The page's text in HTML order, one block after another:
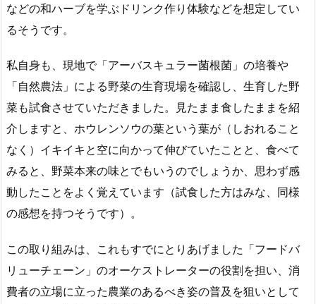
などの和ハーブを学ぶドリンク作り体験などを想定してい
るそうです。
私自身も、現地で「アーバスキュラー菌根菌」の培養や
「自然農法」による野菜の生育現場を確認し、生育した野
菜も試食させていただきました。見たまま食したままを紹
介しますと、ホウレンソウの葉という葉が（しおれること
なく）イキイキと空に向かって伸びていたことと、食べて
みると、野菜本来の味とでもいうのでしょうか、思わず感
動したことをよく覚えています（試食した方はみな、同様
の感想を持つそうです）。
この取り組みは、これもすでにとりあげました「フードバ
リューチェーン」のオーケストレーターの役割を担い、消
費者の立場に立った農業のあるべき姿の普及を狙いとして